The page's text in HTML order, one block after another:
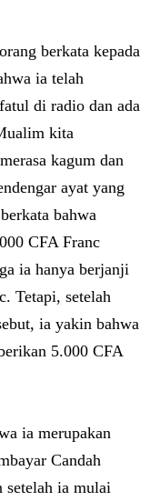
berkata kepada
ia telah
di radio dan ada
kita
kagum dan
ayat yang
bahwa
CFA Franc
ia hanya berjanji
Tetapi, setelah
ia yakin bahwa
5.000 CFA
ia merupakan
Candah
setelah ia mulai